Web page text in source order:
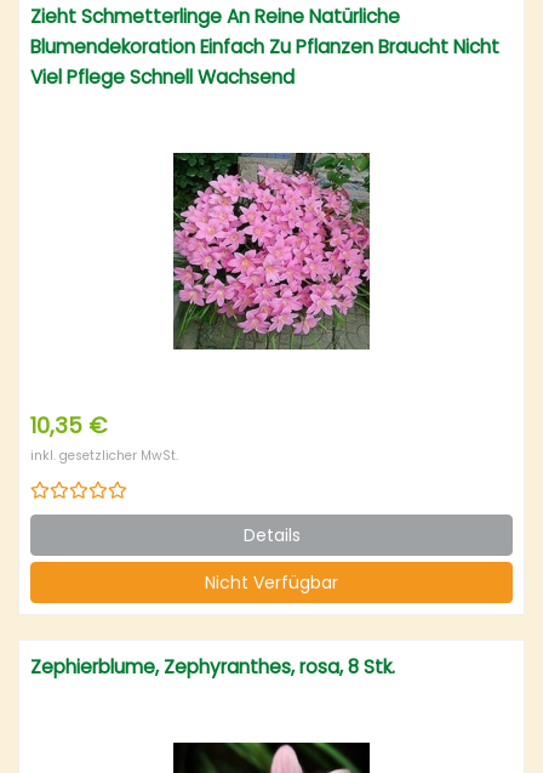
Zieht Schmetterlinge An Reine Natürliche
Blumendekoration Einfach Zu Pflanzen Braucht Nicht
Viel Pflege Schnell Wachsend
10,35 €
inkl. gesetzlicher MwSt.
Details
Nicht Verfügbar
Zephierblume, Zephyranthes, rosa, 8 Stk.